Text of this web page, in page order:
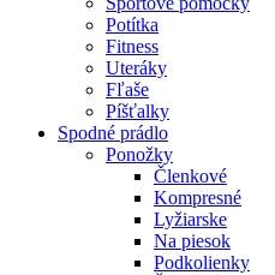
Potítka
Fitness
Uteráky
Fľaše
Píšťalky
Spodné prádlo
Ponožky
Členkové
Kompresné
Lyžiarske
Na piesok
Podkolienky